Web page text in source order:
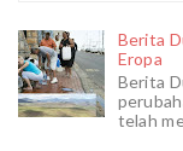
Berita
Eropa
Berita
telah